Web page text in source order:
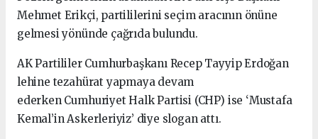
Mehmet Erikçi, partililerini seçim aracının önüne
gelmesi yönünde çağrıda bulundu.
AK Partililer Cumhurbaşkanı Recep Tayyip Erdoğan
lehine tezahürat yapmaya devam
ederken Cumhuriyet Halk Partisi (CHP) ise ‘Mustafa
Kemal’in Askerleriyiz’ diye slogan attı.